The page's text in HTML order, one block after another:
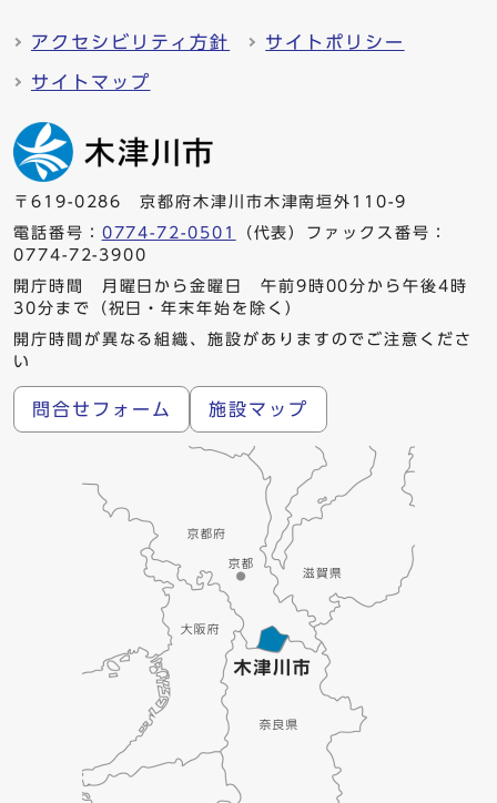
アクセシビリティ方針 サイトポリシー
サイトマップ
〒619-0286 京都府木津川市木津南垣外110-9
電話番号： 0774-72-0501
（代表）ファックス番号：
0774-72-3900
開庁時間 月曜日から金曜日 午前9時00分から午後4時
30分まで（祝日・年末年始を除く）
開庁時間が異なる組織、施設がありますのでご注意くださ
い
問合せフォーム 施設マップ